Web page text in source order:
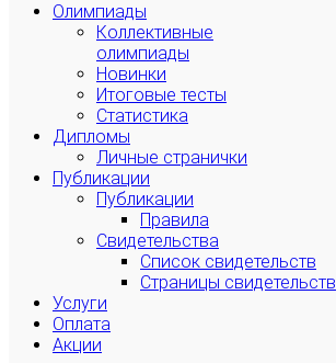
Олимпиады
Коллективные
олимпиады
Новинки
Итоговые тесты
Статистика
Дипломы
Личные странички
Публикации
Публикации
Правила
Свидетельства
Список свидетельств
Страницы свидетельств
Услуги
Оплата
Акции